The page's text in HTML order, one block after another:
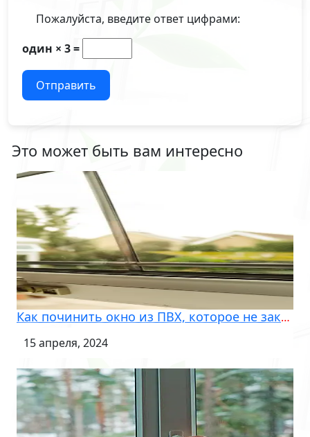
Пожалуйста, введите ответ цифрами:
один × 3 =
Отправить
Это может быть вам интересно
Как починить окно из ПВХ, которое не закрывается?
15 апреля, 2024